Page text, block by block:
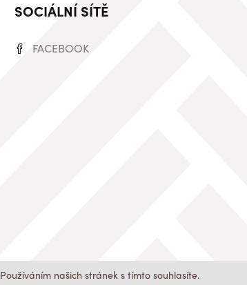
našich stránek s tímto souhlasíte.
SOCIÁLNÍ SÍTĚ
FACEBOOK